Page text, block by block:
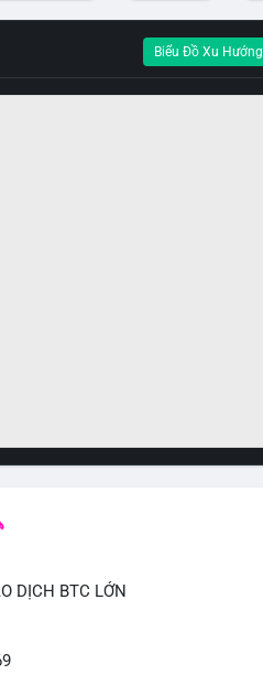
Biểu Đồ Xu Hướng
DỊCH BTC LỚN